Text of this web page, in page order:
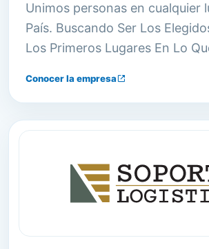
Unimos personas en cualquier
País. Buscando Ser Los
Los Primeros Lugares En Lo
Conocer la empresa